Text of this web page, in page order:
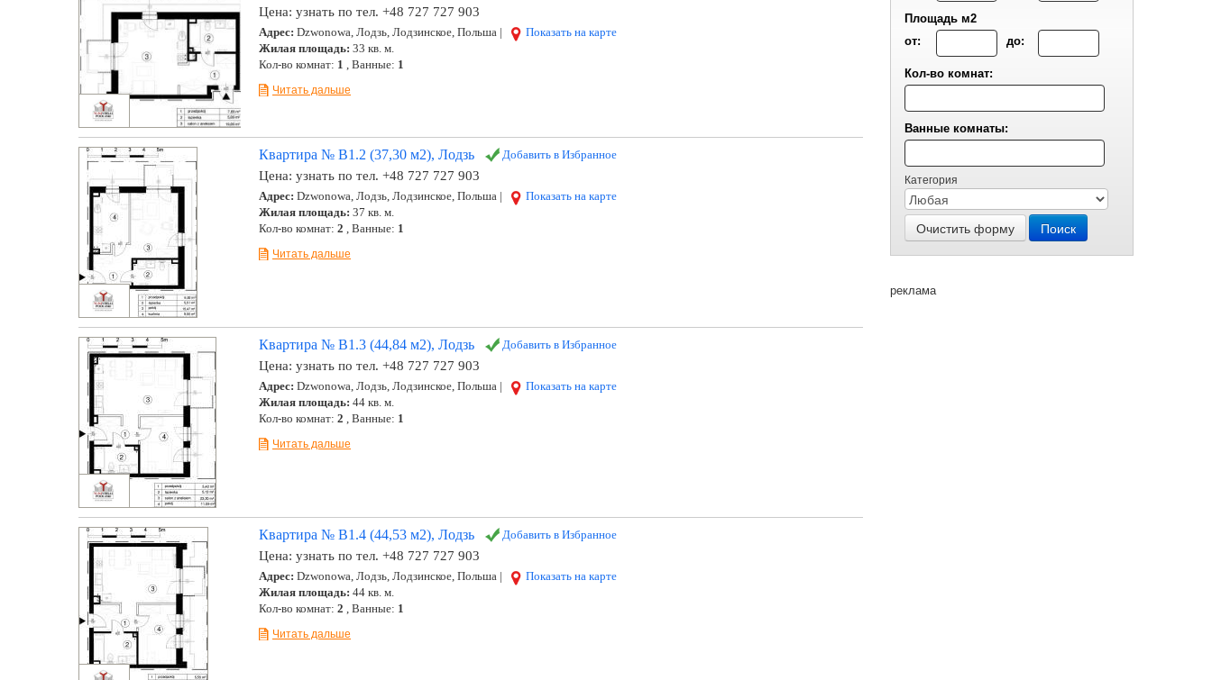
Цена: узнать по тел. +48 727 727 903
Адрес: Dzwonowa, Лодзь, Лодзинское, Польша |
Показать на карте
Жилая площадь: 33 кв. м.
Кол-во комнат: 1 , Ванные: 1
Читать дальше
Добавить в Избранное
Квартира № B1.2 (37,30 м2), Лодзь
Цена: узнать по тел. +48 727 727 903
Адрес: Dzwonowa, Лодзь, Лодзинское, Польша |
Показать на карте
Жилая площадь: 37 кв. м.
Кол-во комнат: 2 , Ванные: 1
Читать дальше
Добавить в Избранное
Квартира № B1.3 (44,84 м2), Лодзь
Цена: узнать по тел. +48 727 727 903
Адрес: Dzwonowa, Лодзь, Лодзинское, Польша |
Показать на карте
Жилая площадь: 44 кв. м.
Кол-во комнат: 2 , Ванные: 1
Читать дальше
Добавить в Избранное
Квартира № B1.4 (44,53 м2), Лодзь
Цена: узнать по тел. +48 727 727 903
Адрес: Dzwonowa, Лодзь, Лодзинское, Польша |
Показать на карте
Жилая площадь: 44 кв. м.
Кол-во комнат: 2 , Ванные: 1
Читать дальше
Площадь м2
от:
до:
Кол-во комнат:
Ванные комнаты:
Категория
Очистить форму Поиск
реклама